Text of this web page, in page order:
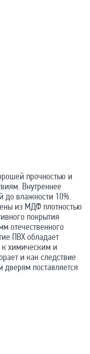
прочностью и
Внутреннее
до влажности 10%.
из МДФ плотностью
покрытия
отечественного
ПВХ обладает
к химическим и
и как следствие
поставляется